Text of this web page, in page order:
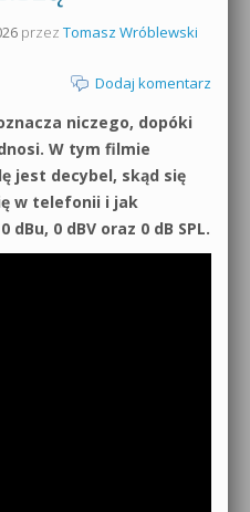
przez Tomasz Wróblewski
Dodaj komentarz
niczego, dopóki
W tym filmie
jest decybel, skąd się
w telefonii i jak
0 dBV oraz 0 dB SPL.